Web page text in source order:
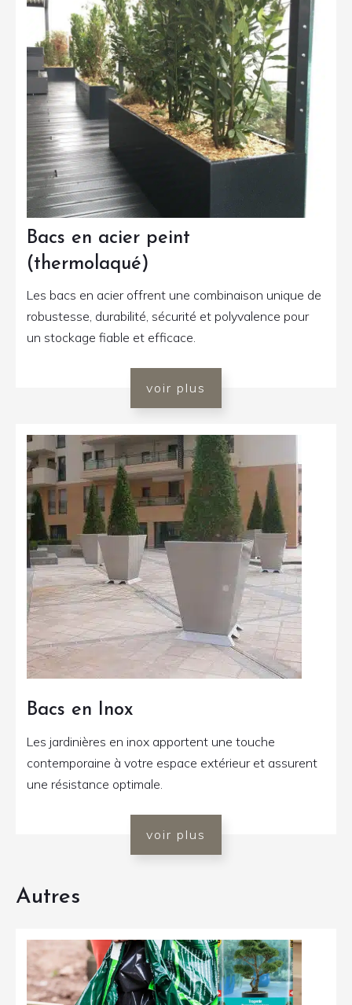
Bacs en acier peint
(thermolaqué)
Les bacs en acier offrent une combinaison unique de
robustesse, durabilité, sécurité et polyvalence pour
un stockage fiable et efficace.
voir plus
Bacs en Inox
Les jardinières en inox apportent une touche
contemporaine à votre espace extérieur et assurent
une résistance optimale.
voir plus
Autres